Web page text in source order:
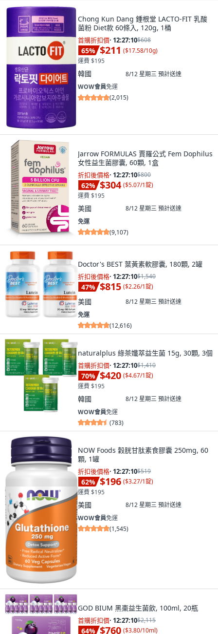
Chong Kun Dang 鍾根堂 LACTO-FIT 乳酸
菌粉 Diet款 60條入, 120g, 1桶
首購折扣價· 12:27:09$608
65% $211 ($17.58/10g)
運費 $195
韓國 8/12 星期三預計送達
WOW會員免運
(2,015)
Jarrow FORMULAS 賈羅公式 Fem Dophilus
女性益生菌膠囊, 60顆, 1盒
折扣後價格· 12:27:09$800
62% $304 ($5.07/1錠)
運費 $195
美國 8/12 星期三預計送達
免運
(9,107)
Doctor's BEST 葉黃素軟膠囊, 180顆, 2罐
折扣後價格· 12:27:09$1,540
47% $815 ($2.26/1錠)
美國 8/12 星期三預計送達
免運
(12,616)
naturalplus 綠茶孅萃益生菌 15g, 30顆, 3個
首購折扣價· 12:27:09$1,410
70% $420 ($4.67/1錠)
運費 $195
韓國 8/12 星期三預計送達
WOW會員免運
(783)
NOW Foods 穀胱甘肽素食膠囊 250mg, 60
顆, 1罐
折扣後價格· 12:27:09$519
62% $196 ($3.27/1錠)
運費 $195
美國 8/12 星期三預計送達
WOW會員免運
(1,545)
GOD BIUM 黑棗益生菌飲, 100ml, 20瓶
首購折扣價· 12:27:09$2,115
64% $760 ($3.80/10ml)